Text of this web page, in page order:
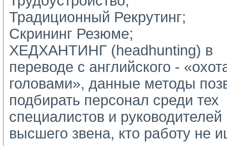
Традиционный Рекрутинг;
Скрининг Резюме;
ХЕДХАНТИНГ (headhunting) в
переводе с английского -
головами», данные методы
подбирать персонал среди тех
специалистов и руководителей
высшего звена, кто работу не